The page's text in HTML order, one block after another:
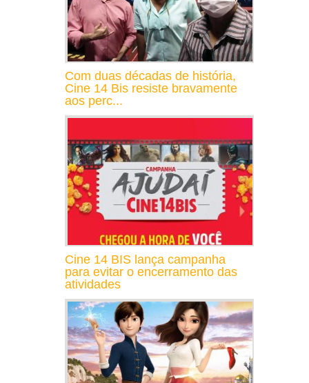
Com duas décadas de história,
Cine 14 Bis resiste bravamente
aos perc...
Cine 14 BIS lança campanha
para evitar o encerramento das
atividades